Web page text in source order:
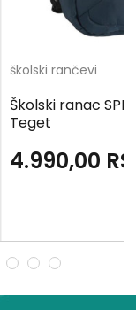
školski rančevi
Školski ranac
Teget
4.990,00
10 11 12